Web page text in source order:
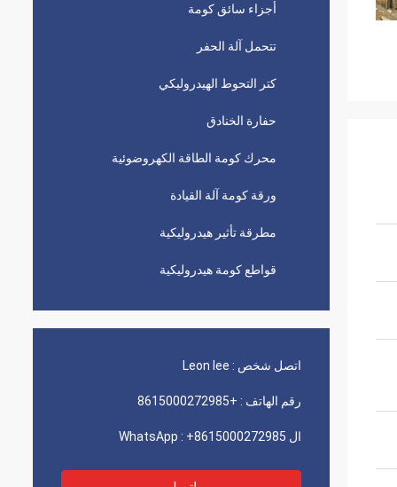
أجزاء سائق كومة
تتحمل آلة الحفر
كتر التحوط الهيدروليكي
حفارة الخنادق
محرك كومة الطاقة الكهروضوئية
ورقة كومة آلة القيادة
مطرقة تأثير هيدروليكية
قواطع كومة هيدروليكية
اتصل شخص : Leon lee
رقم الهاتف : +8615000272985
ال WhatsApp : +8615000272985